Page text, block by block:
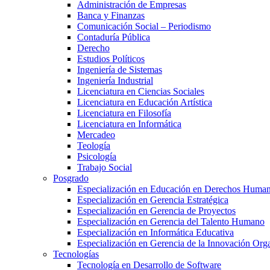
Administración de Empresas
Banca y Finanzas
Comunicación Social – Periodismo
Contaduría Pública
Derecho
Estudios Políticos
Ingeniería de Sistemas
Ingeniería Industrial
Licenciatura en Ciencias Sociales
Licenciatura en Educación Artística
Licenciatura en Filosofía
Licenciatura en Informática
Mercadeo
Teología
Psicología
Trabajo Social
Posgrado
Especialización en Educación en Derechos
Especialización en Gerencia Estratégica
Especialización en Gerencia de Proyectos
Especialización en Gerencia del Talento Humano
Especialización en Informática Educativa
Especialización en Gerencia de la Innovación
Tecnologías
Tecnología en Desarrollo de Software